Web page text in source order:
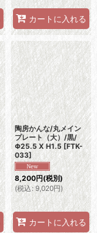
カートに入れる
陶房かんな/丸メイン
プレート（大）/黒/
Φ25.5 X H1.5 [FTK-
033]
8,200円(税別)
(税込: 9,020円)
カートに入れる